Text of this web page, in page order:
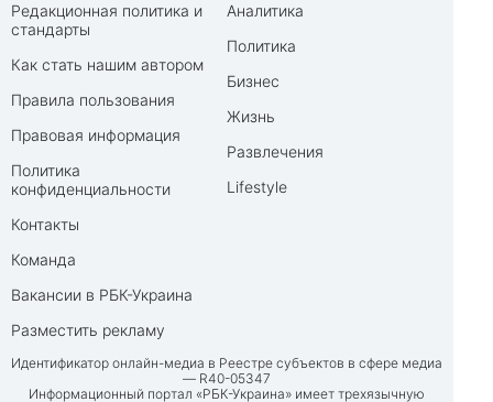
Редакционная политика и
стандарты
Как стать нашим автором
Правила пользования
Правовая информация
Политика
конфиденциальности
Контакты
Команда
Вакансии в РБК-Украина
Разместить рекламу
Аналитика
Политика
Бизнес
Жизнь
Развлечения
Lifestyle
Идентификатор онлайн-медиа в Реестре субъектов в сфере медиа
— R40-05347
Информационный портал «РБК-Украина» имеет трехязычную